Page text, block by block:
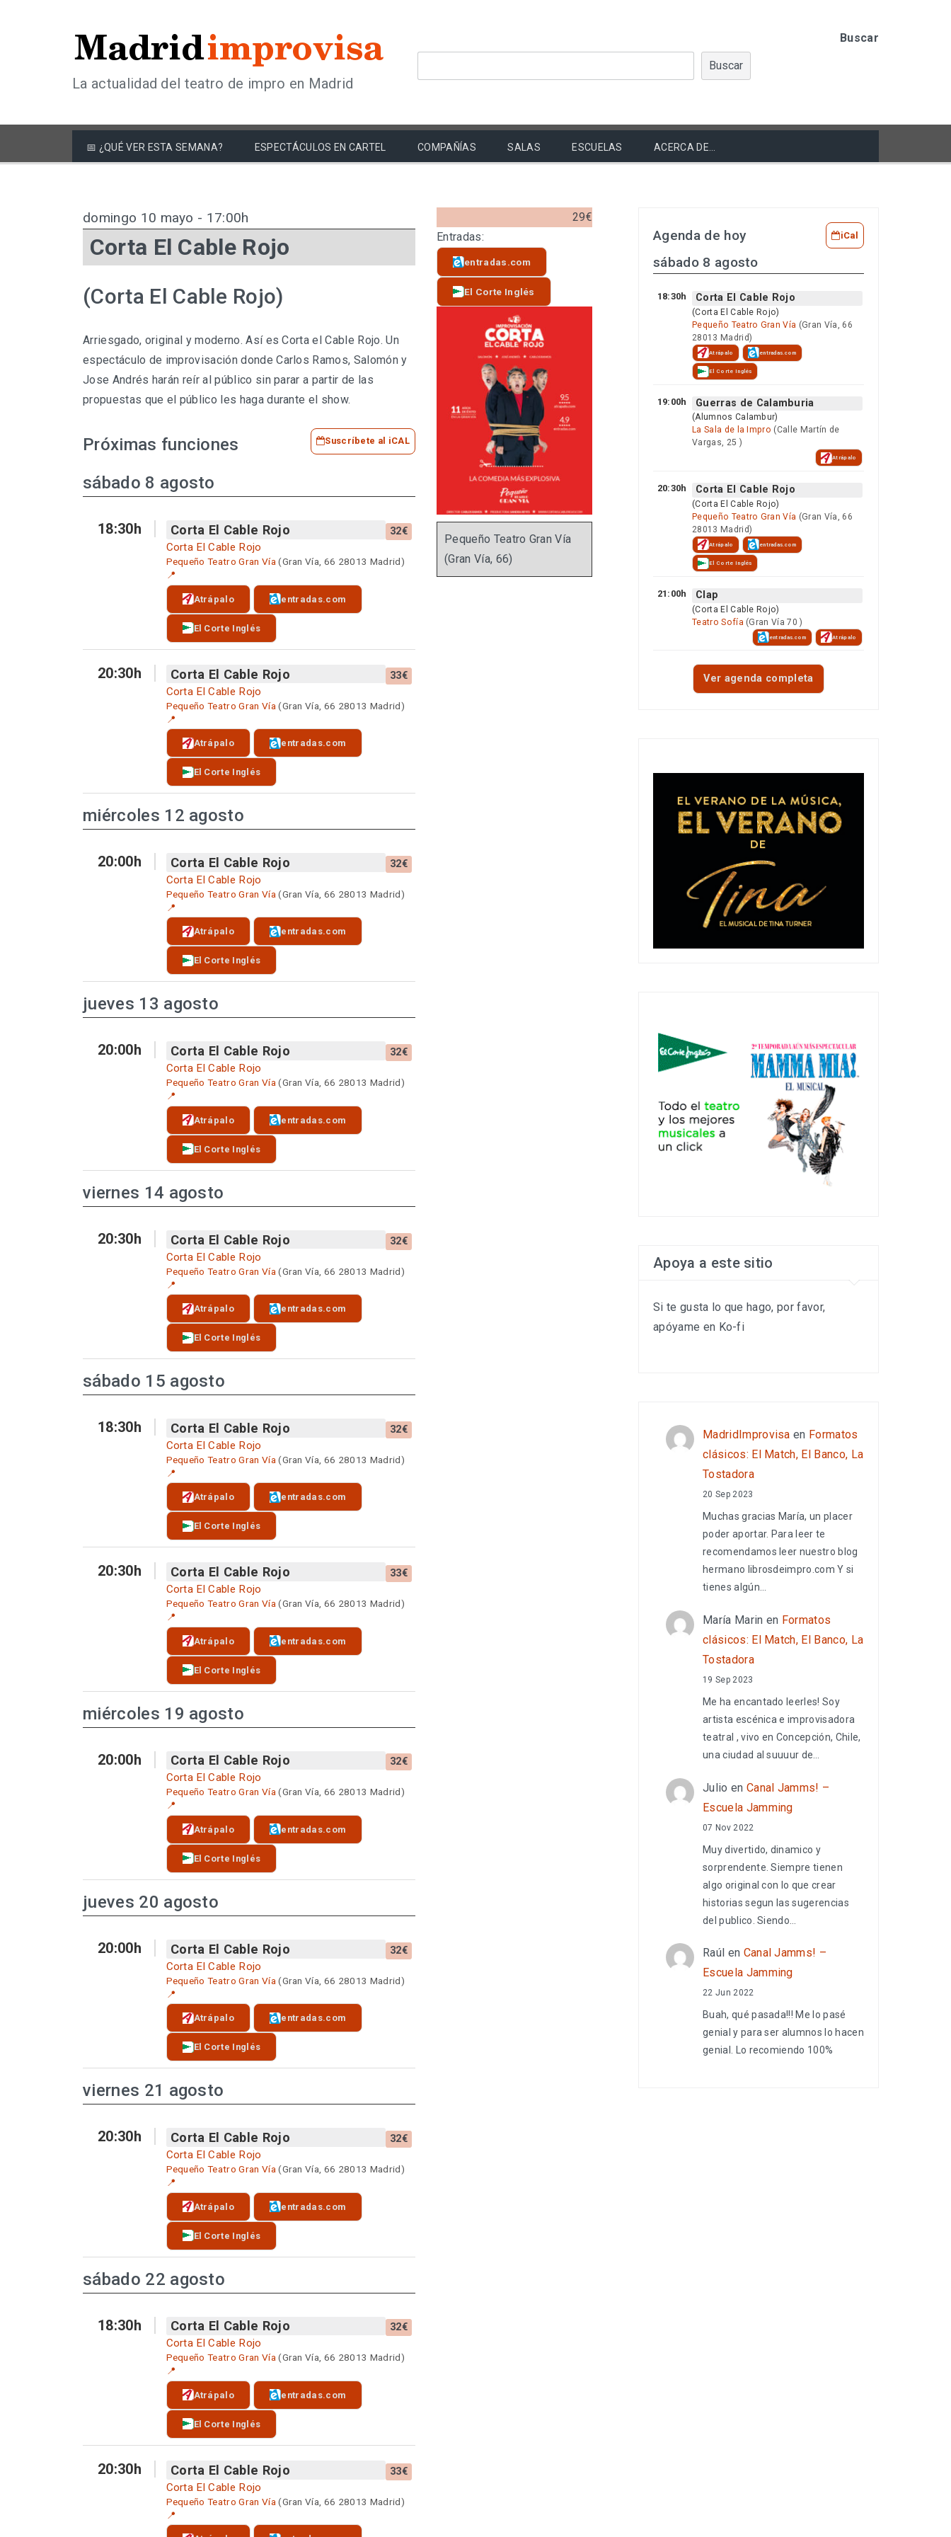
La actualidad del teatro de impro en Madrid
Buscar
Buscar
📅 ¿QUÉ VER ESTA SEMANA? ESPECTÁCULOS EN CARTEL COMPAÑÍAS SALAS ESCUELAS ACERCA DE…
domingo 10 mayo - 17:00h
Corta El Cable Rojo
(Corta El Cable Rojo)
Arriesgado, original y moderno. Así es Corta el Cable Rojo. Un
espectáculo de improvisación donde Carlos Ramos, Salomón y
Jose Andrés harán reír al público sin parar a partir de las
propuestas que el público les haga durante el show.
Próximas funciones Suscríbete al iCAL
sábado 8 agosto
18:30h Corta El Cable Rojo 32€
Corta El Cable Rojo
Pequeño Teatro Gran Vía(Gran Vía, 66 28013 Madrid)
📍
Atrápalo entradas.com
El Corte Inglés
20:30h Corta El Cable Rojo 33€
Corta El Cable Rojo
Pequeño Teatro Gran Vía (Gran Vía, 66 28013 Madrid)
📍
Atrápalo entradas.com
El Corte Inglés
miércoles 12 agosto
20:00h Corta El Cable Rojo 32€
Corta El Cable Rojo
Pequeño Teatro Gran Vía (Gran Vía, 66 28013 Madrid)
📍
Atrápalo entradas.com
El Corte Inglés
jueves 13 agosto
20:00h Corta El Cable Rojo 32€
Corta El Cable Rojo
Pequeño Teatro Gran Vía(Gran Vía, 66 28013 Madrid)
📍
Atrápalo entradas.com
El Corte Inglés
viernes 14 agosto
20:30h Corta El Cable Rojo 32€
Corta El Cable Rojo
Pequeño Teatro Gran Vía (Gran Vía, 66 28013 Madrid)
📍
Atrápalo entradas.com
El Corte Inglés
sábado 15 agosto
18:30h Corta El Cable Rojo 32€
Corta El Cable Rojo
Pequeño Teatro Gran Vía (Gran Vía, 66 28013 Madrid)
📍
Atrápalo entradas.com
El Corte Inglés
20:30h Corta El Cable Rojo 33€
Corta El Cable Rojo
Pequeño Teatro Gran Vía (Gran Vía, 66 28013 Madrid)
📍
Atrápalo entradas.com
El Corte Inglés
miércoles 19 agosto
20:00h Corta El Cable Rojo 32€
Corta El Cable Rojo
Pequeño Teatro Gran Vía(Gran Vía, 66 28013 Madrid)
📍
Atrápalo entradas.com
El Corte Inglés
jueves 20 agosto
20:00h Corta El Cable Rojo 32€
Corta El Cable Rojo
Pequeño Teatro Gran Vía (Gran Vía, 66 28013 Madrid)
📍
Atrápalo entradas.com
El Corte Inglés
viernes 21 agosto
20:30h Corta El Cable Rojo 32€
Corta El Cable Rojo
Pequeño Teatro Gran Vía (Gran Vía, 66 28013 Madrid)
📍
Atrápalo entradas.com
El Corte Inglés
sábado 22 agosto
18:30h Corta El Cable Rojo 32€
Corta El Cable Rojo
Pequeño Teatro Gran Vía(Gran Vía, 66 28013 Madrid)
📍
Atrápalo entradas.com
El Corte Inglés
20:30h Corta El Cable Rojo 33€
Corta El Cable Rojo
Pequeño Teatro Gran Vía (Gran Vía, 66 28013 Madrid)
📍
29€
Entradas:
entradas.com
El Corte Inglés
Pequeño Teatro Gran Vía
(Gran Vía, 66)
Agenda de hoy iCal
sábado 8 agosto
18:30h Corta El Cable Rojo
(Corta El Cable Rojo)
Pequeño Teatro Gran Vía (Gran Vía, 66
28013 Madrid)
Atrápalo entradas.com
El Corte Inglés
19:00h Guerras de Calamburia
(Alumnos Calambur)
La Sala de la Impro (Calle Martín de
Vargas, 25 )
Atrápalo
20:30h Corta El Cable Rojo
(Corta El Cable Rojo)
Pequeño Teatro Gran Vía (Gran Vía, 66
28013 Madrid)
Atrápalo entradas.com
El Corte Inglés
21:00h Clap
(Corta El Cable Rojo)
Teatro Sofía (Gran Vía 70 )
entradas.com Atrápalo
Ver agenda completa
Apoya a este sitio
Si te gusta lo que hago, por favor,
apóyame en Ko-fi
MadridImprovisa en Formatos
clásicos: El Match, El Banco, La
Tostadora
20 Sep 2023
Muchas gracias María, un placer
poder aportar. Para leer te
recomendamos leer nuestro blog
hermano librosdeimpro.com Y si
tienes algún…
María Marin en Formatos
clásicos: El Match, El Banco, La
Tostadora
19 Sep 2023
Me ha encantado leerles! Soy
artista escénica e improvisadora
teatral , vivo en Concepción, Chile,
una ciudad al suuuur de…
Julio en Canal Jamms! –
Escuela Jamming
07 Nov 2022
Muy divertido, dinamico y
sorprendente. Siempre tienen
algo original con lo que crear
historias segun las sugerencias
del publico. Siendo…
Raúl en Canal Jamms! –
Escuela Jamming
22 Jun 2022
Buah, qué pasada!!! Me lo pasé
genial y para ser alumnos lo hacen
genial. Lo recomiendo 100%